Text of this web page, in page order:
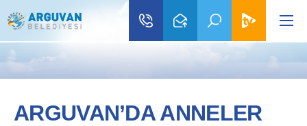
ARGUVAN’DA ANNELER